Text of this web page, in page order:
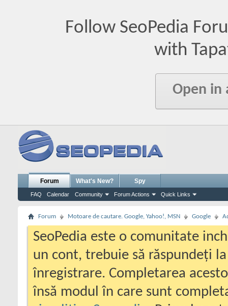
Follow SeoPedia
with
Open in
Forum
FAQ Calendar Community Forum Actions Quick Links
What's New? Spy
Forum Motoare de cautare. Google, Yahoo!, MSN Google
SeoPedia este o comunitate
un cont, trebuie să răspundeți
înregistrare. Completarea
însă modul în care sunt